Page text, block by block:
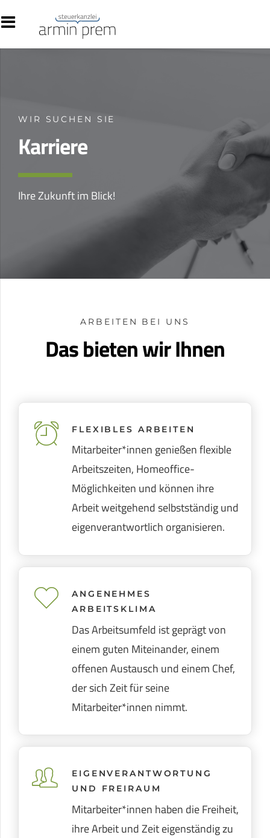
WIR SUCHEN SIE
Karriere
Ihre Zukunft im Blick!
ARBEITEN BEI UNS
Das bieten wir Ihnen
FLEXIBLES ARBEITEN
Mitarbeiter*innen genießen flexible
Arbeitszeiten, Homeoffice-
Möglichkeiten und können ihre
Arbeit weitgehend selbstständig und
eigenverantwortlich organisieren.
ANGENEHMES
ARBEITSKLIMA
Das Arbeitsumfeld ist geprägt von
einem guten Miteinander, einem
offenen Austausch und einem Chef,
der sich Zeit für seine
Mitarbeiter*innen nimmt.
EIGENVERANTWORTUNG
UND FREIRAUM
Mitarbeiter*innen haben die Freiheit,
ihre Arbeit und Zeit eigenständig zu